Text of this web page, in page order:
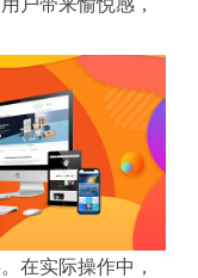
在实际操作中，